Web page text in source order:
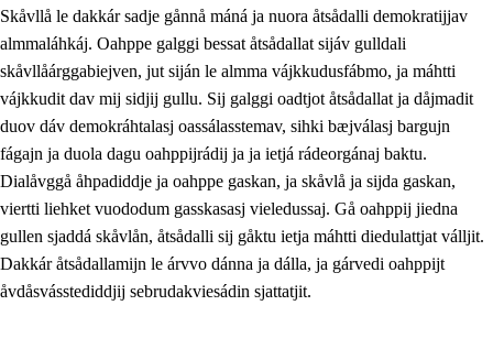
Skåvllå le dakkár sadje gånnå máná ja nuora åtsådalli demokratijjav
almmaláhkáj. Oahppe galggi bessat åtsådallat sijáv gulldali
skåvllåárggabiejven, jut siján le almma vájkkudusfábmo, ja máhtti
vájkkudit dav mij sidjij gullu. Sij galggi oadtjot åtsådallat ja dåjmadit
duov dáv demokráhtalasj oassálasstemav, sihki bæjválasj bargujn
fágajn ja duola dagu oahppijrádij ja ja ietjá rádeorgánaj baktu.
Dialåvggå åhpadiddje ja oahppe gaskan, ja skåvlå ja sijda gaskan,
viertti liehket vuododum gasskasasj vieledussaj. Gå oahppij jiedna
gullen sjaddá skåvlån, åtsådalli sij gåktu ietja máhtti diedulattjat válljit.
Dakkár åtsådallamijn le árvvo dánna ja dálla, ja gárvedi oahppijt
åvdåsvásstediddjij sebrudakviesádin sjattatjit.